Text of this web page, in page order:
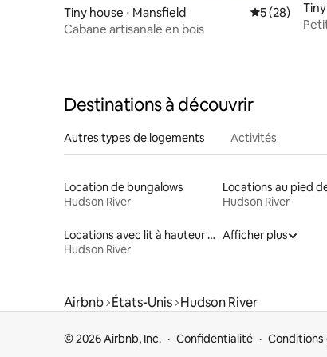
Tiny house ⋅ Mansfield Évaluation
5 (28)
Cabane artisanale en bois
Destinations à découvrir
Autres types de logements Activités
Location de bungalows
Hudson River
Locations au pied
Hudson River
Locations avec lit à hauteur adaptée
Hudson River
Afficher plus
Airbnb États-Unis Hudson River
© 2026 Airbnb, Inc. Confidentialité Conditions